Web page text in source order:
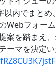
以内でまとめ
Webフォー
案を踏まえ
ーマを決定い